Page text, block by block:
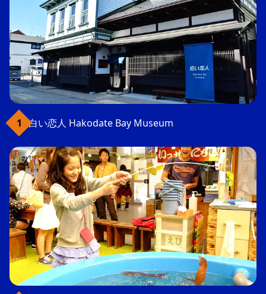
白い恋人 Hakodate Bay Museum